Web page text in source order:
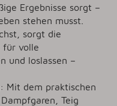
Ergebnisse sorgt –
stehen musst.
sorgt die
für volle
und loslassen –
Mit dem praktischen
Teig